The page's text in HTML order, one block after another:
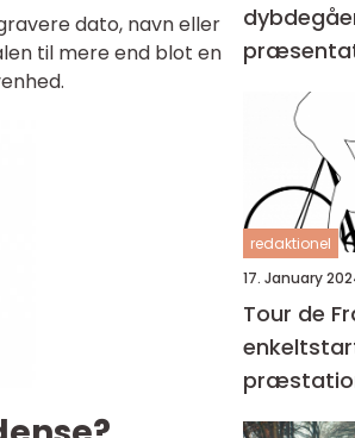
dato, navn eller
til mere end blot en
historisk
redaktionel
17. January
Tour de
styrke og